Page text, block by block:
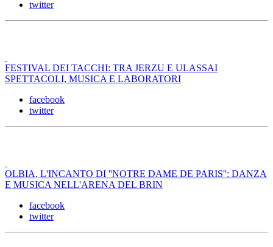
twitter
FESTIVAL DEI TACCHI: TRA JERZU E ULASSAI
SPETTACOLI, MUSICA E LABORATORI
facebook
twitter
OLBIA, L'INCANTO DI ''NOTRE DAME DE PARIS'': DANZA
E MUSICA NELL'ARENA DEL BRIN
facebook
twitter